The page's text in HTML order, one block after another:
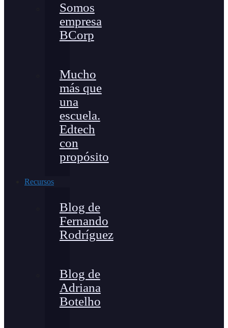
Somos
empresa
BCorp
Mucho
más que
una
escuela.
Edtech
con
propósito
Recursos
Blog de
Fernando
Rodríguez
Blog de
Adriana
Botelho